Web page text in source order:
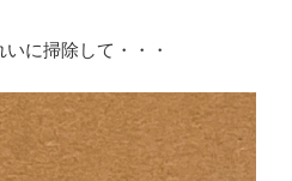
に掃除して・・・